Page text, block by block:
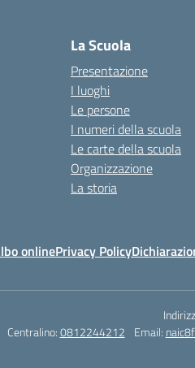
La Scuola
Presentazione
I luoghi
Le persone
I numeri della scuola
Le carte della scuola
Organizzazione
La storia
onlinePrivacy Policy
Centralino:0812244212 Email: